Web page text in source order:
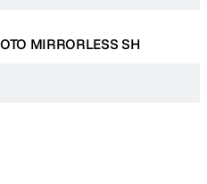
MIRRORLESS SH